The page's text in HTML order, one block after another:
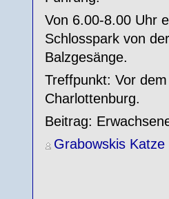
Von 6.00-8.00 Uhr
Schlosspark von
Balzgesänge.
Treffpunkt: Vor
Charlottenburg.
Beitrag:
Grabowskis Katze